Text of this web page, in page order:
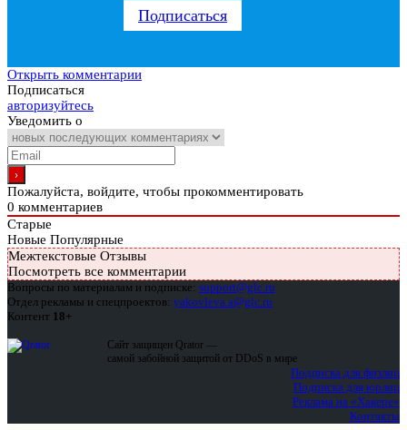
Подписаться
Открыть комментарии
Подписаться
авторизуйтесь
Уведомить о
Пожалуйста, войдите, чтобы прокомментировать
0 комментариев
Старые
Новые Популярные
Межтекстовые Отзывы
Посмотреть все комментарии
Вопросы по материалам и подписке: support@glc.ru
Отдел рекламы и спецпроектов: yakovleva.a@glc.ru
Контент 18+
Сайт защищен Qrator —
самой забойной защитой от DDoS в мире
Подписка для физлиц
Подписка для юрлиц
Реклама на «Хакере»
Контакты